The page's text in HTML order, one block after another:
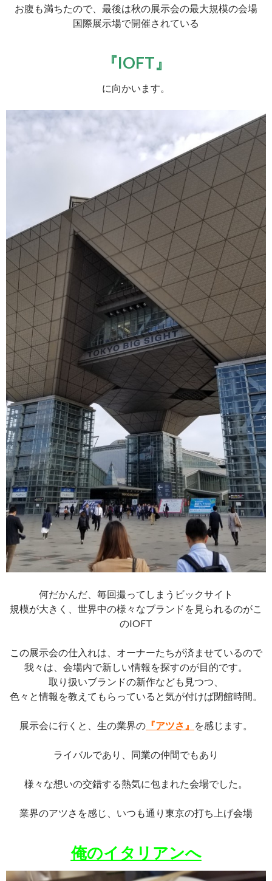
お腹も満ちたので、最後は秋の展示会の最大規模の会場
国際展示場で開催されている
『IOFT』
に向かいます。
何だかんだ、毎回撮ってしまうビックサイト
規模が大きく、世界中の様々なブランドを見られるのがこ
のIOFT
この展示会の仕入れは、オーナーたちが済ませているので
我々は、会場内で新しい情報を探すのが目的です。
取り扱いブランドの新作なども見つつ、
色々と情報を教えてもらっていると気が付けば閉館時間。
展示会に行くと、生の業界の 『アツさ』 を感じます。
ライバルであり、同業の仲間でもあり
様々な想いの交錯する熱気に包まれた会場でした。
業界のアツさを感じ、いつも通り東京の打ち上げ会場
俺のイタリアンへ